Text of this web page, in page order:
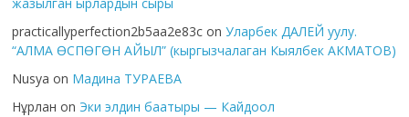
practicallyperfection2b5aa2e83c onУларбек ДАЛЕЙ уулу.
“АЛМА ӨСПӨГӨН АЙЫЛ” (кыргызчалаган Кыялбек АКМАТОВ)
Nusya on Мадина ТУРАЕВА
Нұрлан on Эки элдин баатыры — Кайдоол